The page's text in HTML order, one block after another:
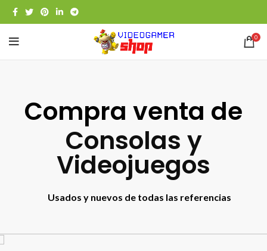
0
Compra venta de
Consolas y
Videojuegos
Usados y nuevos de todas las referencias